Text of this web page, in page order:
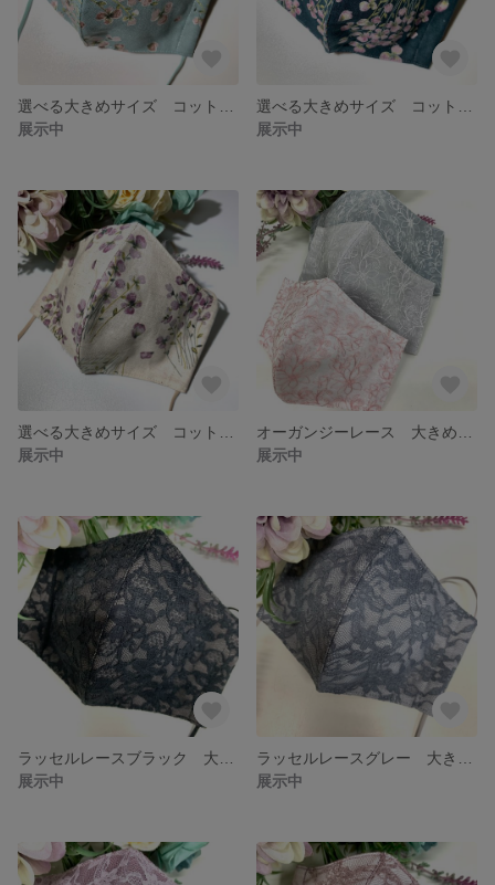
展示中
展示中
展示中
展示中
展示中
展示中